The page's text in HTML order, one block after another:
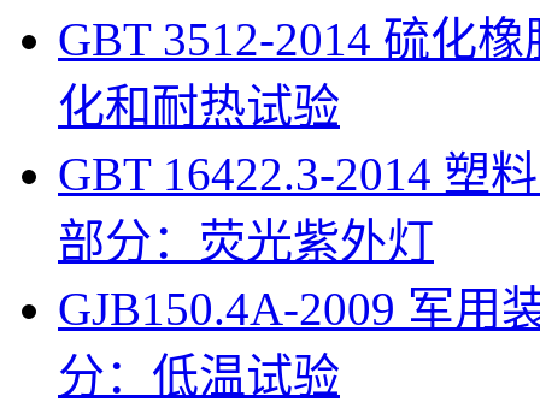
GBT 3512-2014 硫化
化和耐热试验
GBT 16422.3-2014 塑
部分：荧光紫外灯
GJB150.4A-2009 军用
分：低温试验